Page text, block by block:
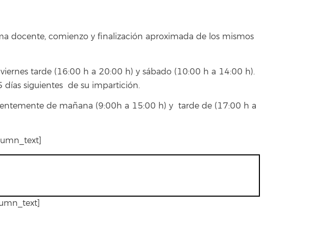
docente, comienzo y finalización aproximada de los mismos
tarde (16:00 h a 20:00 h) y sábado (10:00 h a 14:00 h).
días siguientes de su impartición.
de mañana (9:00h a 15:00 h) y tarde de (17:00 h a